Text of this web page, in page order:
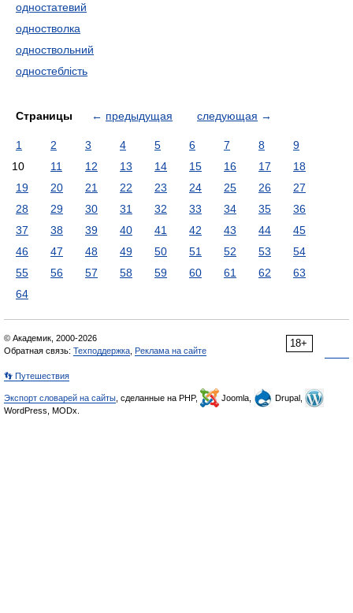
одностатевий
одностволка
одноствольний
одностеблість
Страницы ← предыдущая следующая →
1 2 3 4 5 6 7 8
9
10
11 12 13 14 15 16 17
18
19
20 21 22 23 24 25 26
27
28
29 30 31 32 33 34 35
36
37
38 39 40 41 42 43 44
45
46
47 48 49 50 51 52 53
54
55
56 57 58 59 60 61 62
63
64
18+
© Академик, 2000-2026
Обратная связь: Техподдержка Реклама на сайте
👣 Путешествия
Экспорт словарей на сайты , сделанные на PHP, Joomla,
Drupal,
WordPress, MODx.